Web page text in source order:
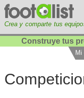
Crea y comparte tus
Construye tus
Mi